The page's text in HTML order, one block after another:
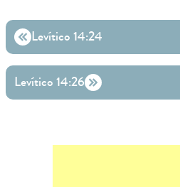
Levítico 14:24
Levítico 14:26